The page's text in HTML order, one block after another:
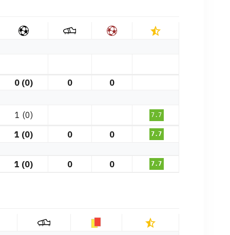
0 (0) 0 0
1 (0) 7.7
1 (0) 0 0 7.7
1 (0) 0 0 7.7